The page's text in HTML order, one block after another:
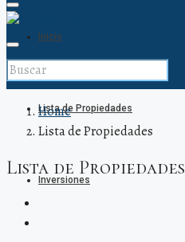
Inicio
Lista de Propiedades
Inversiones
Home
Lista de Propiedades
Lista de Propiedades